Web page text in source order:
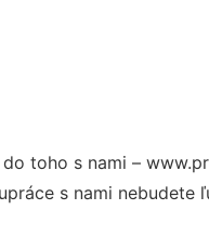
toho s nami –
s nami nebudete